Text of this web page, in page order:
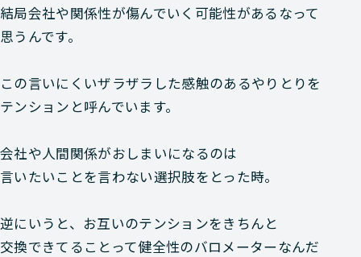
結局会社や関係性が傷んでいく可能性があるなって
思うんです。
この言いにくいザラザラした感触のあるやりとりを
テンションと呼んでいます。
会社や人間関係がおしまいになるのは
言いたいことを言わない選択肢をとった時。
逆にいうと、お互いのテンションをきちんと
交換できてることって健全性のバロメーターなんだ